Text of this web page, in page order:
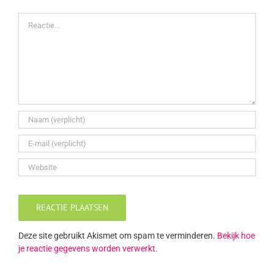
Deze site gebruikt Akismet om spam te verminderen. Bekijk hoe
je reactie gegevens worden verwerkt.